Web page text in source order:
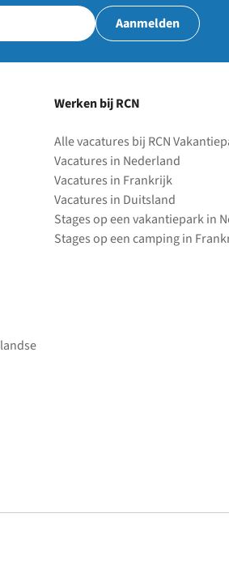
Aanmelden
Werken bij RCN
Alle vacatures bij RCN
Vacatures in Nederland
Vacatures in Frankrijk
Vacatures in Duitsland
Stages op een vakantiepark in
Stages op een camping in